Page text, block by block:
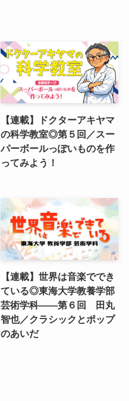
【連載】ドクターアキヤマ
の科学教室◎第５回／スー
パーボールっぽいものを作
ってみよう！
【連載】世界は音楽ででき
ている◎東海大学教養学部
芸術学科――第６回 田丸
智也／クラシックとポップ
のあいだ